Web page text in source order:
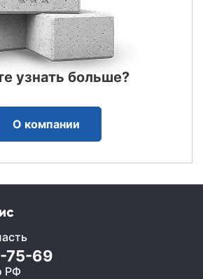
узнать больше?
О компании
75-69
РФ